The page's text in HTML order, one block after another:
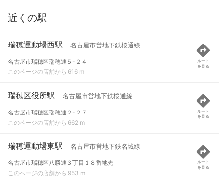
近くの駅
瑞穂運動場西駅 名古屋市営地下鉄桜通線
名古屋市瑞穂区瑞穂通５-２４
このページの店舗から 616 m
ルート
を見る
瑞穂区役所駅 名古屋市営地下鉄桜通線
名古屋市瑞穂区瑞穂通２-２７
このページの店舗から 662 m
ルート
を見る
瑞穂運動場東駅 名古屋市営地下鉄名城線
名古屋市瑞穂区八勝通３丁目１８番地先
このページの店舗から 953 m
ルート
を見る